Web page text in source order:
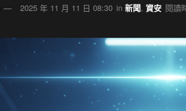
2025 年 11 月 11 日 08:30 in 新聞, 資安 閱讀